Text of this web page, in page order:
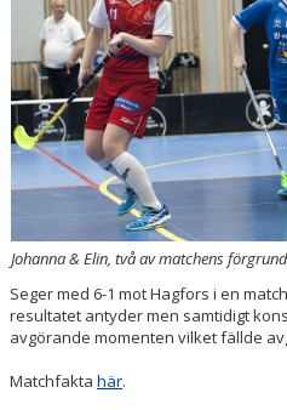
KONTAKT
MATCHER
LAGETS FACEBOOK-SIDA
LAGETS INSTA
Johanna & Elin, två av matchens
Seger med 6-1 mot Hagfors i en
resultatet antyder men samtidigt
avgörande momenten vilket fällde
Matchfakta här.